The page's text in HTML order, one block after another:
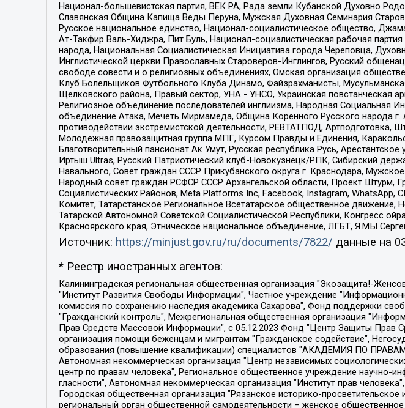
Национал-большевистская партия, ВЕК РА, Рада земли Кубанской Духовно
Славянская Община Капища Веды Перуна, Мужская Духовная Семинария
Русское национальное единство, Национал-социалистическое общество,
Ат-Такфир Валь-Хиджра, Пит Буль, Национал-социалистическая рабочая
народа, Национальная Социалистическая Инициатива города Череповца,
Инглистической церкви Православных Староверов-Инглингов, Русский
свободе совести и о религиозных объединениях, Омская организация
Клуб Болельщиков Футбольного Клуба Динамо, Файзрахманисты,
Щелковского района, Правый сектор, УНА - УНСО, Украинская повстанческая
Религиозное объединение последователей инглиизма, Народная Социальная
объединение Атака, Мечеть Мирмамеда, Община Коренного Русского народа
противодействии экстремистской деятельности, РЕВТАТПОД,
Молодежная правозащитная группа МПГ, Курсом Правды и Единения,
Благотворительный пансионат Ак Умут, Русская республика Русь,
Иртыш Ultras, Русский Патриотический клуб-Новокузнецк/РПК, Сибирский
Навального, Совет граждан СССР Прикубанского округа г. Краснодара,
Народный совет граждан РСФСР СССР Архангельской области, Проект Штурм,
Социалистических Районов, Meta Platforms Inc, Facebook, Instagram,
Комитет, Татарстанское Региональное Всетатарское общественное
Татарской Автономной Советской Социалистической Республики, Конгресс
Красноярского края, Этническое национальное объединение, ЛГБТ, Я.МЫ
Источник: https://minjust.gov.ru/ru/documents/7822/ данные на
* Реестр иностранных агентов:
Калининградская региональная общественная организация "Экозащита!-Женсовет", Фонд содействия защите прав и свобод граждан "Общественный вердикт", Фонд "Институт Развития Свободы Информации", Частное учреждение "Информационное агентство МЕМО. РУ", Региональная общественная организация "Общественная комиссия по сохранению наследия академика Сахарова", Фонд поддержки свободы прессы, Санкт-Петербургская общественная правозащитная организация "Гражданский контроль", Межрегиональная общественная организация "Информационно-просветительский центр "Мемориал", Региональный Фонд "Центр Защиты Прав Средств Массовой Информации", с 05.12.2023 Фонд "Центр Защиты Прав Средств массовой информации", Региональная общественная благотворительная организация помощи беженцам и мигрантам "Гражданское содействие", Негосударственное образовательное учреждение дополнительного профессионального образования (повышение квалификации) специалистов "АКАДЕМИЯ ПО ПРАВАМ ЧЕЛОВЕКА", Свердловская региональная общественная организация "Сутяжник", Автономная некоммерческая организация "Центр независимых социологических исследований", Союз общественных объединений "Российский исследовательский центр по правам человека", Региональное общественное учреждение научно-информационный центр "МЕМОРИАЛ", Некоммерческая организация "Фонд защиты гласности", Автономная некоммерческая организация "Институт прав человека", Городская общественная организация "Екатеринбургское общество "МЕМОРИАЛ", Городская общественная организация "Рязанское историко-просветительское и правозащитное общество "Мемориал" (Рязанский Мемориал), Челябинский региональный орган общественной самодеятельности – женское общественное объединение "Женщины Евразии", Челябинский региональный орган общественной самодеятельности "Уральская правозащитная группа", Фонд содействия защите здоровья и социальной справедливости имени Андрея Рылькова, Автономная Некоммерческая Организация "Аналитический Центр Юрия Левады", Автономная некоммерческая организация социальной поддержки населения "Проект Апрель", Региональная общественная организация помощи женщинам и детям, находящимся в кризисной ситуации "Информационно-методический центр "Анна", Фонд содействия развитию массовых коммуникаций и правовому просвещению "Так-так-Так", Фонд содействия устойчивому развитию "Серебряная тайга", Свердловский региональный общественный фонд социальных проектов "Новое время", "Idel.Реалии", Кавказ.Реалии, Крым.Реалии, Телеканал Настоящее Время, Татаро-башкирская служба Радио Свобода (Azatliq Radiosi), Радио Свободная Европа/Радио Свобода (PCE/PC), "Сибирь.Реалии", "Фактограф", Благотворительный фонд помощи осужденным и их семьям, Автономная некоммерческая организация "Институт глобализации и социальных движений", Фонд "В защиту прав заключенных", Частное учреждение "Центр поддержки и содействия развитию средств массовой информации", Пензенский региональный общественный благотворительный фонд "Гражданский союз", "Север.Реалии", Некоммерческая организация Фонд "Правовая инициатива", Общество с ограниченной ответственностью "Радио Свободная Европа/Радио Свобода", Чешское информационное агентство "MEDIUM-ORIENT", Красноярская региональная общественная организация "Мы против СПИДа", Камалягин Денис Николаевич, Маркелов Сергей Евгеньевич, Пономарев Лев Александрович, Савицкая Людмила Алексеевна, Автономная некоммерческая организация "Центр по работе с проблемой насилия "НАСИЛИЮ.НЕТ", Межрегиональный профессиональный союз работников здравоохранения "Альянс врачей", Юридическое лицо, зарегистрированное в Латвийской Республике, SIA "Medusa Project" (регистрационный номер 40103797863, дата регистрации 10.06.2014), Некоммерческая организация "Фонд по борьбе с коррупцией", Автономная некоммерческая организация "Институт права и публичной политики", Баданин Роман Сергеевич, Гликин Максим Александрович, Железнова Мария Михайловна, Лукьянова Юлия Сергеевна, Маетная Елизавета Витальевна, Маняхин Петр Борисович, Чуракова Ольга Владимировна, Ярош Юлия Петровна, Юридическое лицо "The Insider SIA", зарегистрированное в Риге, Латвийская Республика (дата регистрации 26.06.2015), являющееся администратором доменного имени интернет-издания "The Insider SIA", https://theins.ru, Постернак Алексей Евгеньевич, Рубин Михаил Аркадьевич, Анин Роман Александрович, Юридическое лицо Istories fonds, зарегистрированное в Латвийской Республике (регистрационный номер 50008295751, дата регистрации 24.02.2020), Великовский Дмитрий Александрович, Долинина Ирина Николаевна, Мароховская Алеся Алексеевна, Шлейнов Роман Юрьевич, Шмагун Олеся Валентиновна, Общество с ограниченной ответственностью "Альтаир 2021", Общество с ограниченной ответственностью "Вега 2021", Общество с